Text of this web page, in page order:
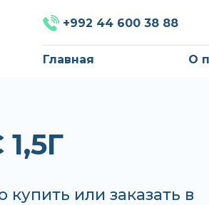
+992 44 600 38 88
Главная О
или заказать в